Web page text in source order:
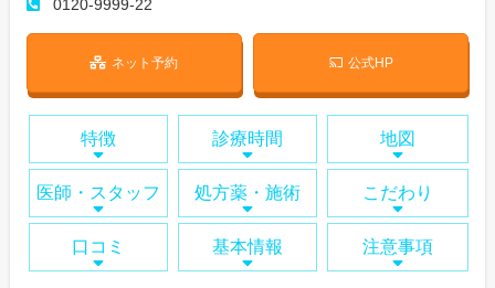
0120-9999-22
ネット予約 公式HP
特徴 診療時間 地図
医師・スタッフ 処方薬・施術 こだわり
口コミ 基本情報 注意事項